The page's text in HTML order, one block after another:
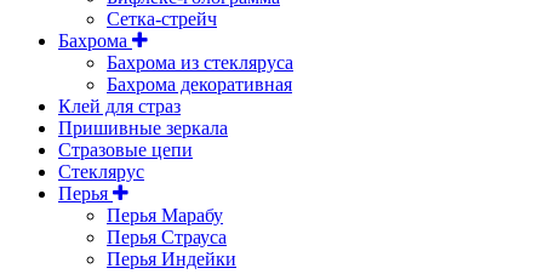
Сетка-стрейч
Бахрома
Бахрома из стекляруса
Бахрома декоративная
Клей для страз
Пришивные зеркала
Cтразовые цепи
Стеклярус
Перья
Перья Марабу
Перья Страуса
Перья Индейки